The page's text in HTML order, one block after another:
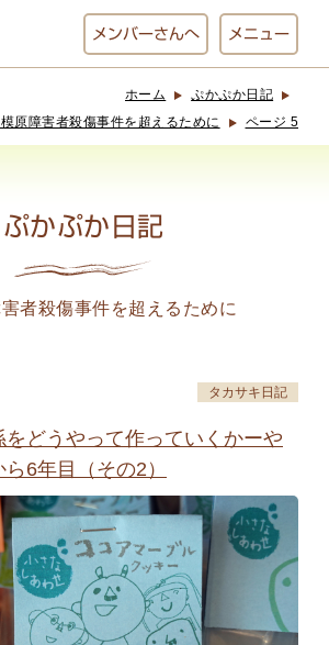
メンバーさんへ メニュー
ぷかぷか
ぷかぷかさんと
タカサキと
ぷかぷか日記
ホーム
ぷかぷか日記
原障害者殺傷事件を超えるために
ページ 5
ぷかぷか日記
者殺傷事件を超えるために
タカサキ日記
どうやって作っていくかーや
6年目（その2）